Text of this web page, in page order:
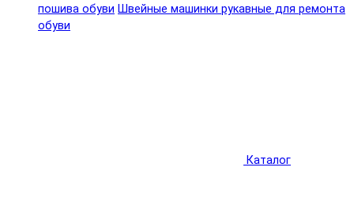
пошива обуви Швейные машинки рукавные для ремонта
обуви
Каталог